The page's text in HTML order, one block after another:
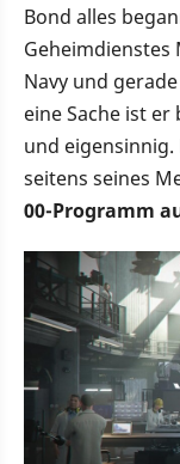
Bond alles
Geheimdienstes
Navy und
eine Sache ist
und
seitens seines
00-Programm